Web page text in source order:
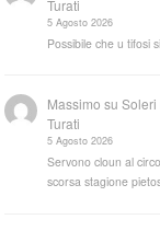
Turati
5 Agosto 2026
Possibile che u tifosi
Massimo suSoleri
Turati
5 Agosto 2026
Servono cloun al
scorsa stagione